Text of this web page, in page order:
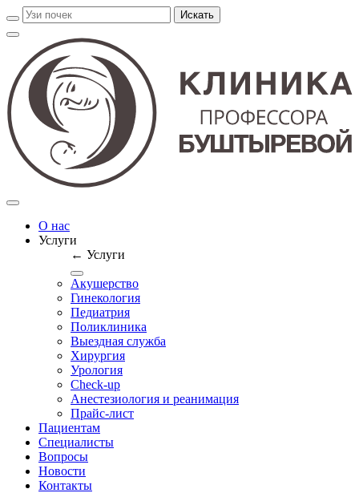
О нас
Услуги
← Услуги
Акушерство
Гинекология
Педиатрия
Поликлиника
Выездная служба
Хирургия
Урология
Check-up
Анестезиология и реанимация
Прайс-лист
Пациентам
Специалисты
Вопросы
Новости
Контакты